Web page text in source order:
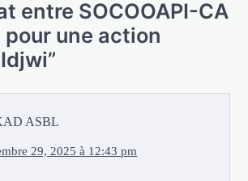
entre SOCOOAPI-CA
une action
”
ASBL
29, 2025 à 12:43 pm